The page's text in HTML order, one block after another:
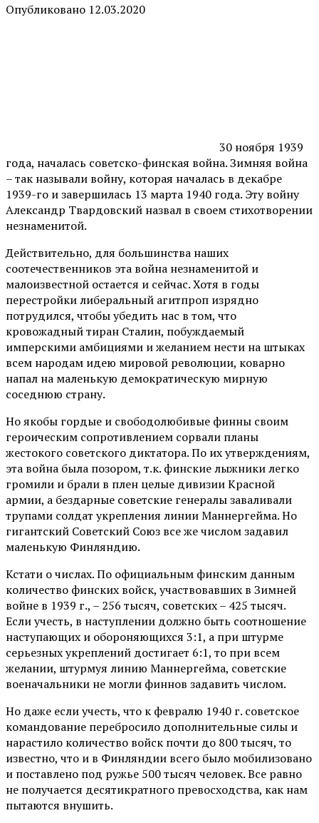
Опубликовано 12.03.2020
30 ноября 1939
года, началась советско-финская война. Зимняя война
– так называли войну, которая началась в декабре
1939-го и завершилась 13 марта 1940 года. Эту войну
Александр Твардовский назвал в своем стихотворении
незнаменитой.
Действительно, для большинства наших
соотечественников эта война незнаменитой и
малоизвестной остается и сейчас. Хотя в годы
перестройки либеральный агитпроп изрядно
потрудился, чтобы убедить нас в том, что
кровожадный тиран Сталин, побуждаемый
имперскими амбициями и желанием нести на штыках
всем народам идею мировой революции, коварно
напал на маленькую демократическую мирную
соседнюю страну.
Но якобы гордые и свободолюбивые финны своим
героическим сопротивлением сорвали планы
жестокого советского диктатора. По их утверждениям,
эта война была позором, т.к. финские лыжники легко
громили и брали в плен целые дивизии Красной
армии, а бездарные советские генералы заваливали
трупами солдат укрепления линии Маннергейма. Но
гигантский Советский Союз все же числом задавил
маленькую Финляндию.
Кстати о числах. По официальным финским данным
количество финских войск, участвовавших в Зимней
войне в 1939 г., – 256 тысяч, советских – 425 тысяч.
Если учесть, в наступлении должно быть соотношение
наступающих и обороняющихся 3:1, а при штурме
серьезных укреплений достигает 6:1, то при всем
желании, штурмуя линию Маннергейма, советские
военачальники не могли финнов задавить числом.
Но даже если учесть, что к февралю 1940 г. советское
командование перебросило дополнительные силы и
нарастило количество войск почти до 800 тысяч, то
известно, что и в Финляндии всего было мобилизовано
и поставлено под ружье 500 тысяч человек. Все равно
не получается десятикратного превосходства, как нам
пытаются внушить.